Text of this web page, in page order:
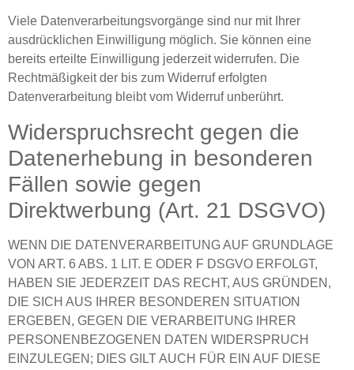
Viele Datenverarbeitungsvorgänge sind nur mit Ihrer
ausdrücklichen Einwilligung möglich. Sie können eine
bereits erteilte Einwilligung jederzeit widerrufen. Die
Rechtmäßigkeit der bis zum Widerruf erfolgten
Datenverarbeitung bleibt vom Widerruf unberührt.
Widerspruchsrecht gegen die
Datenerhebung in besonderen
Fällen sowie gegen
Direktwerbung (Art. 21 DSGVO)
WENN DIE DATENVERARBEITUNG AUF GRUNDLAGE
VON ART. 6 ABS. 1 LIT. E ODER F DSGVO ERFOLGT,
HABEN SIE JEDERZEIT DAS RECHT, AUS GRÜNDEN,
DIE SICH AUS IHRER BESONDEREN SITUATION
ERGEBEN, GEGEN DIE VERARBEITUNG IHRER
PERSONENBEZOGENEN DATEN WIDERSPRUCH
EINZULEGEN; DIES GILT AUCH FÜR EIN AUF DIESE